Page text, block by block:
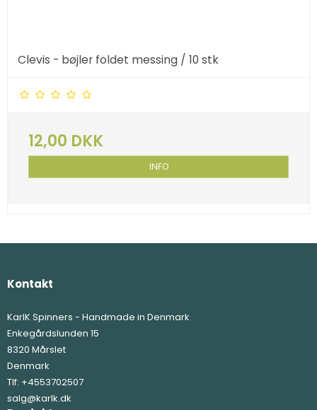
Clevis - bøjler foldet messing / 10 stk
12,00 DKK
INFO
Kontakt
KarlK Spinners - Handmade in Denmark
Enkegårdslunden 15
8320 Mårslet
Denmark
Tlf: +4553702507
salg@karlk.dk